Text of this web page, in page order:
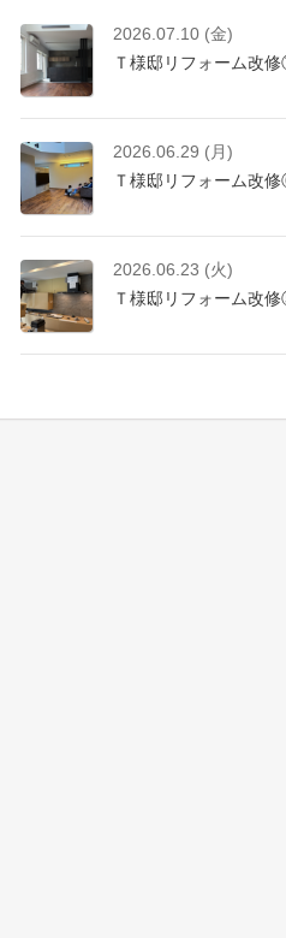
2026.07.10 (金)
Ｔ様邸リフォーム改
2026.06.29 (月)
Ｔ様邸リフォーム改
2026.06.23 (火)
Ｔ様邸リフォーム改